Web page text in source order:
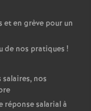
et en grève pour un
de nos pratiques !
salaires, nos
salarial à